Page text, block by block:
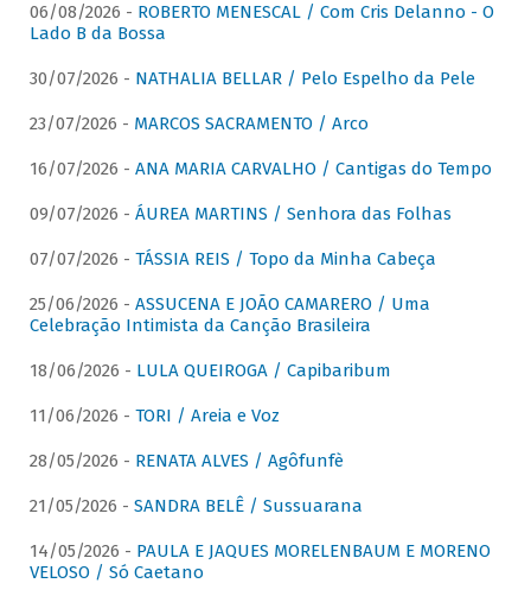
06/08/2026 - ROBERTO MENESCAL / Com Cris Delanno - O
Lado B da Bossa
30/07/2026 - NATHALIA BELLAR / Pelo Espelho da Pele
23/07/2026 - MARCOS SACRAMENTO / Arco
16/07/2026 - ANA MARIA CARVALHO / Cantigas do Tempo
09/07/2026 - ÁUREA MARTINS / Senhora das Folhas
07/07/2026 - TÁSSIA REIS / Topo da Minha Cabeça
25/06/2026 - ASSUCENA E JOÃO CAMARERO / Uma
Celebração Intimista da Canção Brasileira
18/06/2026 - LULA QUEIROGA / Capibaribum
11/06/2026 - TORI / Areia e Voz
28/05/2026 - RENATA ALVES / Agôfunfè
21/05/2026 - SANDRA BELÊ / Sussuarana
14/05/2026 - PAULA E JAQUES MORELENBAUM E MORENO
VELOSO / Só Caetano